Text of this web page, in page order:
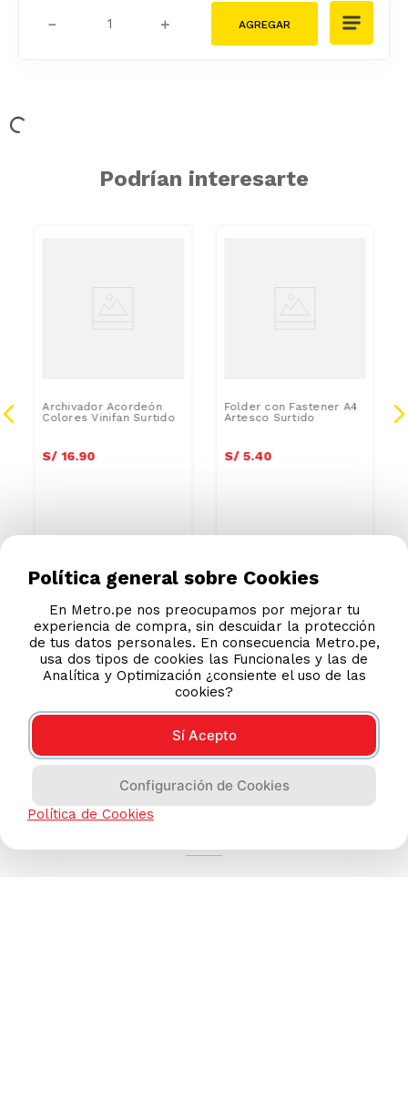
＋
－
Podrían interesarte
Archivador Acordeón
Colores Vinifan Surtido
S/ 16.90
Folder con Fastener A4
Artesco Surtido
S/ 5.40
Política general sobre Cookies
En Metro.pe nos preocupamos por mejorar tu
experiencia de compra, sin descuidar la protección
de tus datos personales. En consecuencia Metro.pe,
usa dos tipos de cookies las Funcionales y las de
Analítica y Optimización ¿consiente el uso de las
cookies?
Sí Acepto
Configuración de Cookies
Política de Cookies